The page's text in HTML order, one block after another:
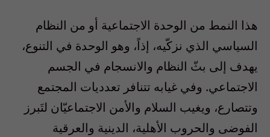
هذا النمط من الوحدة الاجتماعية أو من النظام
السياسي الذي نزكّيه، إذاً، وهو الوحدة في التنوع،
يهدف إلى بثّ النظام والانسجام في الجسم
الاجتماعي. وفي غيابه تتنافر تعدديات المجتمع
وتتصارع، ويغيب السلام والأمن الاجتماعيّان لتَبرز
الفوضى والحروب الأهلية، الدينية والعرقية